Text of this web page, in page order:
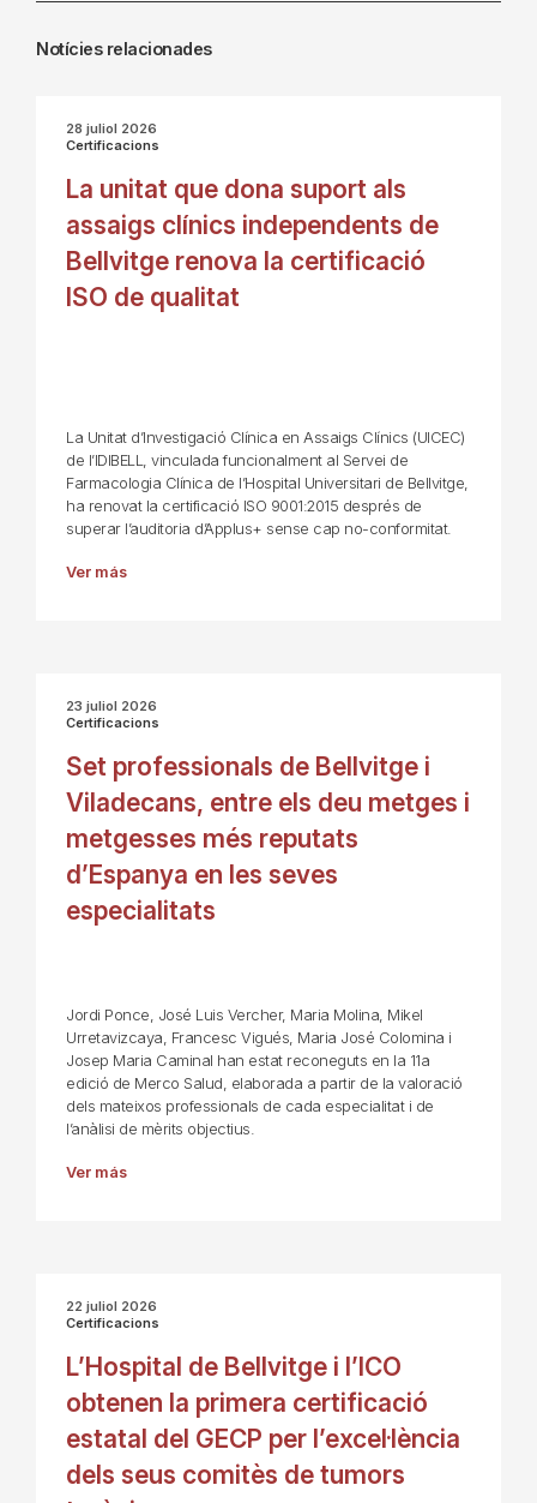
Notícies relacionades
28 juliol 2026
Certificacions
La unitat que dona suport als
assaigs clínics independents de
Bellvitge renova la certificació
ISO de qualitat
La Unitat d’Investigació Clínica en Assaigs Clínics (UICEC)
de l’IDIBELL, vinculada funcionalment al Servei de
Farmacologia Clínica de l’Hospital Universitari de Bellvitge,
ha renovat la certificació ISO 9001:2015 després de
superar l’auditoria d’Applus+ sense cap no-conformitat.
Ver más
23 juliol 2026
Certificacions
Set professionals de Bellvitge i
Viladecans, entre els deu metges i
metgesses més reputats
d’Espanya en les seves
especialitats
Jordi Ponce, José Luis Vercher, Maria Molina, Mikel
Urretavizcaya, Francesc Vigués, Maria José Colomina i
Josep Maria Caminal han estat reconeguts en la 11a
edició de Merco Salud, elaborada a partir de la valoració
dels mateixos professionals de cada especialitat i de
l’anàlisi de mèrits objectius.
Ver más
22 juliol 2026
Certificacions
L’Hospital de Bellvitge i l’ICO
obtenen la primera certificació
estatal del GECP per l’excel·lència
dels seus comitès de tumors